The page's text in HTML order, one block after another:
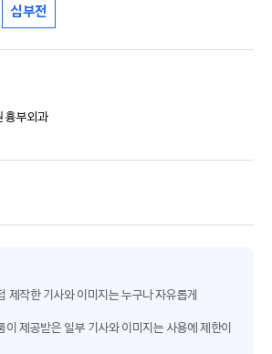
심부전
흉부외과
제작한 기사와 이미지는 누구나 자유롭게
제공받은 일부 기사와 이미지는 사용에 제한이